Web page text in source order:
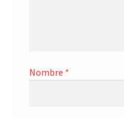
Nombre *